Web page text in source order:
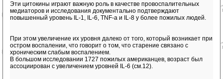
Эти цитокины играют важную роль в качестве провоспалительных
медиаторов и исследования документально подтверждают
повышенный уровень IL-1, IL-6, TNF-a и IL-8 у более пожилых людей.
При этом увеличение их уровня далеко от того, который возникает при
остром воспалении, что говорит о том, что старение связано с
хроническим слабым воспалением.
В большом исследовании 1727 пожилых американцев, возраст был
ассоциирован с увеличением уровней IL-6 (см.12).